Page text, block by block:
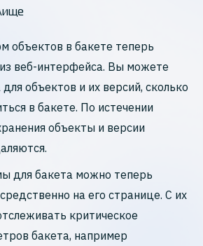
объектов в бакете теперь
веб-интерфейса. Вы можете
объектов и их версий, сколько
в бакете. По истечении
объекты и версии
для бакета можно теперь
на его странице. С их
критическое
бакета, например